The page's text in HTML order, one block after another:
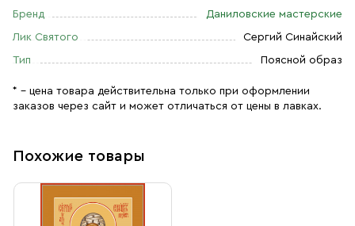
Бренд Даниловские мастерские
Лик Святого Сергий Синайский
Тип Поясной образ
* – цена товара действительна только при оформлении
заказов через сайт и может отличаться от цены в лавках.
Похожие товары